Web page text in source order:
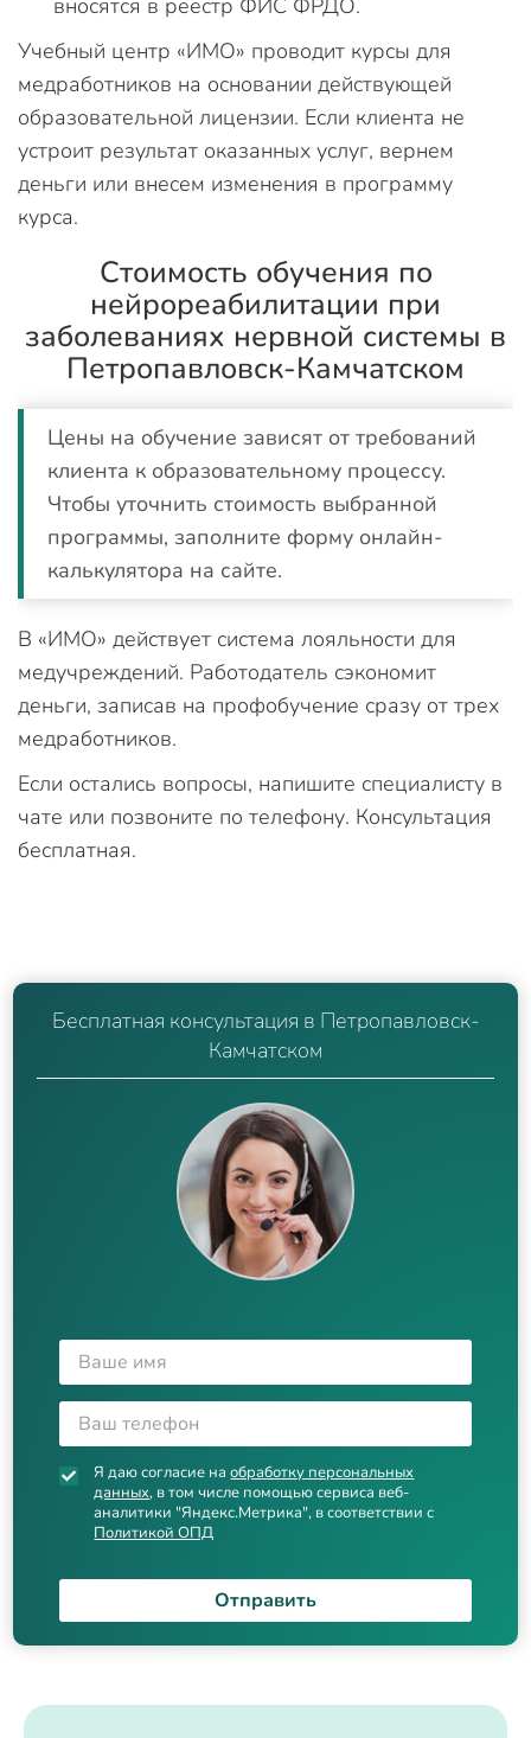
вносятся в реестр ФИС ФРДО.
Учебный центр «ИМО» проводит курсы для
медработников на основании действующей
образовательной лицензии. Если клиента не
устроит результат оказанных услуг, вернем
деньги или внесем изменения в программу
курса.
Стоимость обучения по
нейрореабилитации при
заболеваниях нервной системы в
Петропавловск-Камчатском
Цены на обучение зависят от требований
клиента к образовательному процессу.
Чтобы уточнить стоимость выбранной
программы, заполните форму онлайн-
калькулятора на сайте.
В «ИМО» действует система лояльности для
медучреждений. Работодатель сэкономит
деньги, записав на профобучение сразу от трех
медработников.
Если остались вопросы, напишите специалисту в
чате или позвоните по телефону. Консультация
бесплатная.
Бесплатная консультация в Петропавловск-
Камчатском
Я даю согласие наобработку персональных
данных, в том числе помощью сервиса веб-
аналитики "Яндекс.Метрика", в соответствии с
Политикой ОПД
Отправить